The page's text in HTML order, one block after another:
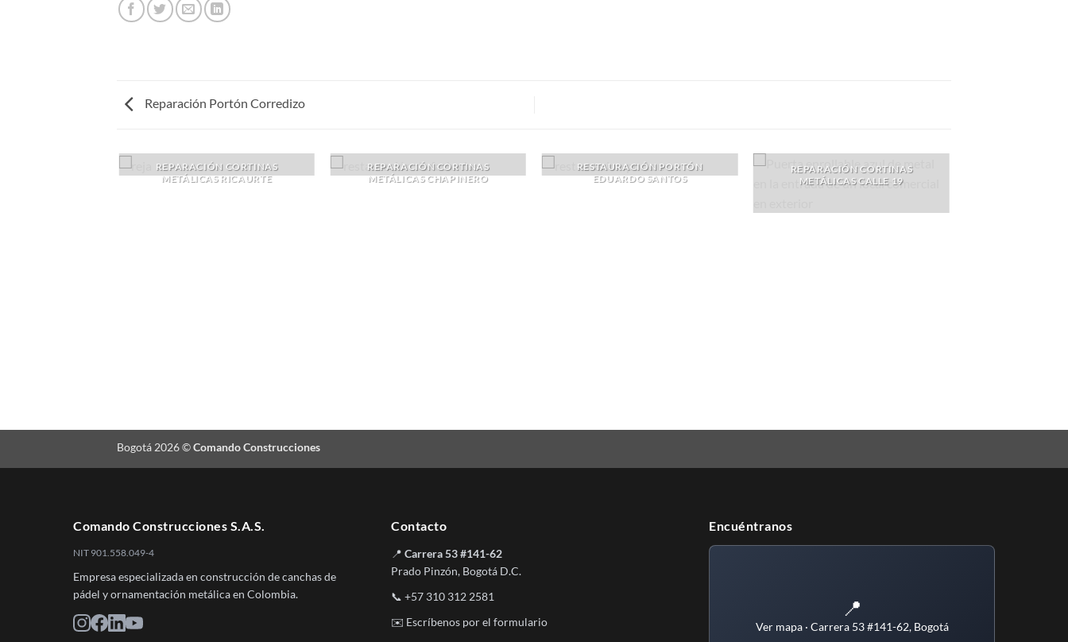
Reparación Portón Corredizo
REPARACIÓN CORTINAS
METÁLICAS RICAURTE
REPARACIÓN CORTINAS
METÁLICAS CHAPINERO
RESTAURACIÓN PORTÓN
EDUARDO SANTOS
REPARACIÓN CORTINAS
METÁLICAS CALLE 19
Bogotá 2026 ©Comando Construcciones
Comando Construcciones S.A.S.
NIT 901.558.049-4
Empresa especializada en construcción de canchas de
pádel y ornamentación metálica en Colombia.
Contacto
📍 Carrera 53 #141-62
Prado Pinzón, Bogotá D.C.
📞 +57 310 312 2581
✉️ Escríbenos por el formulario
Encuéntranos
📍
Ver mapa · Carrera 53 #141-62, Bogotá